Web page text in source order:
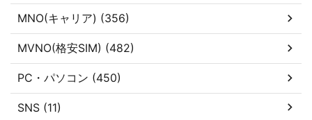
MNO(キャリア) (356)
MVNO(格安SIM) (482)
PC・パソコン (450)
SNS (11)